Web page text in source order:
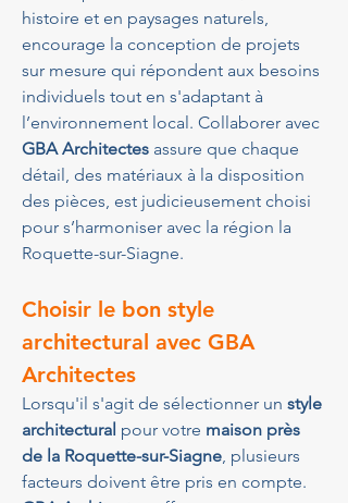
histoire et en paysages naturels,
encourage la conception de projets
sur mesure qui répondent aux besoins
individuels tout en s'adaptant à
l’environnement local. Collaborer avec
GBA Architectes assure que chaque
détail, des matériaux à la disposition
des pièces, est judicieusement choisi
pour s’harmoniser avec la région la
Roquette-sur-Siagne.
Choisir le bon style
architectural avec GBA
Architectes
Lorsqu'il s'agit de sélectionner un style
architectural pour votre maison près
de la Roquette-sur-Siagne, plusieurs
facteurs doivent être pris en compte.